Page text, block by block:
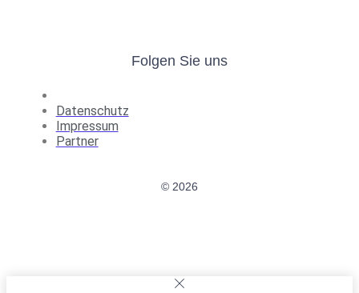
Folgen Sie uns
Datenschutz
Impressum
Partner
© 2026